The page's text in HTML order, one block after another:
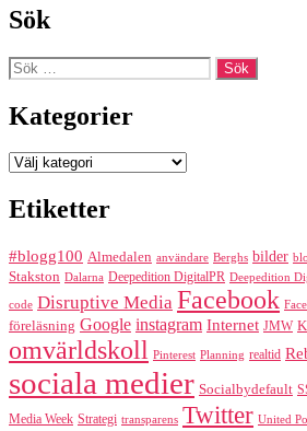
Sök
Sök
efter:
Kategorier
Kategorier
Etiketter
#blogg100 Almedalen användare Berghs bilder
Stakston Dalarna Deepedition DigitalPR Deepedition
code Disruptive Media Facebook
föreläsning Google instagram Internet JMW
omvärldskoll Pinterest Planning realtid
sociala medier Socialbydefault
Media Week Strategi transparens Twitter United